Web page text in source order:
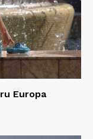
Europa